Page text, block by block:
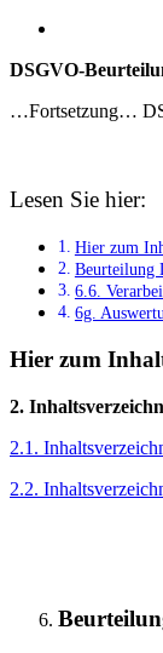
DSGVO-
…Fortsetzung…
Lesen Sie hier:
Hier zum
Beurteilung
6.6.
6g.
Hier zum
2.
2.1.
2.2.